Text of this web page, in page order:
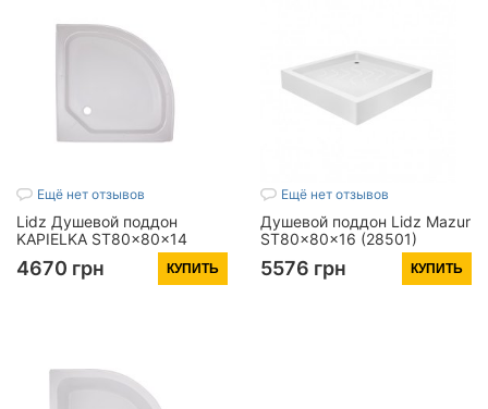
Ещё нет отзывов
Lidz Душевой поддон
KAPIELKA ST80x80x14
низкий, полукруглый,
диаметр слива 52 мм
4670 грн КУПИТЬ
Ещё нет отзывов
Душевой поддон Lidz Mazur
ST80x80x16 (28501)
5576 грн КУПИТЬ